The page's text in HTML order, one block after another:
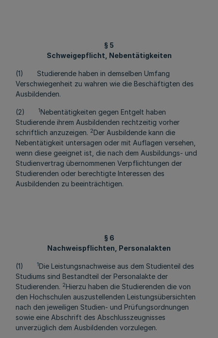
§ 5
Schweigepflicht, Nebentätigkeiten
(1) Studierende haben in demselben Umfang
Verschwiegenheit zu wahren wie die Beschäftigten des
Ausbildenden.
(2) 1Nebentätigkeiten gegen Entgelt haben
Studierende ihrem Ausbildenden rechtzeitig vorher
schriftlich anzuzeigen. 2Der Ausbildende kann die
Nebentätigkeit untersagen oder mit Auflagen versehen,
wenn diese geeignet ist, die nach dem Ausbildungs- und
Studienvertrag übernommenen Verpflichtungen der
Studierenden oder berechtigte Interessen des
Ausbildenden zu beeinträchtigen.
§ 6
Nachweispflichten, Personalakten
(1) 1Die Leistungsnachweise aus dem Studienteil des
Studiums sind Bestandteil der Personalakte der
Studierenden. 2Hierzu haben die Studierenden die von
den Hochschulen auszustellenden Leistungsübersichten
nach den jeweiligen Studien- und Prüfungsordnungen
sowie eine Abschrift des Abschlusszeugnisses
unverzüglich dem Ausbildenden vorzulegen.